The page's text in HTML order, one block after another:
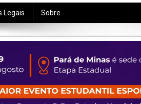
Legais Sobre